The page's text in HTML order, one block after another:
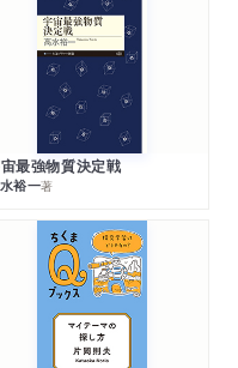
最強物質決定戦
裕一著